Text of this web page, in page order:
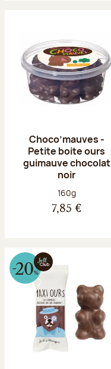
Choco’mauves -
Petite boite ours
guimauve chocolat
noir
Poids net :
160g
7,85 €